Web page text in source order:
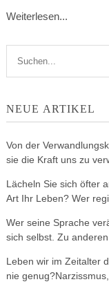
Weiterlesen...
NEUE ARTIKEL
Von der
sie die Kraft uns zu
Lächeln Sie sich öfter
Art Ihr Leben? Wer
Wer seine Sprache
sich selbst. Zu
Leben wir im Zeitalter
nie